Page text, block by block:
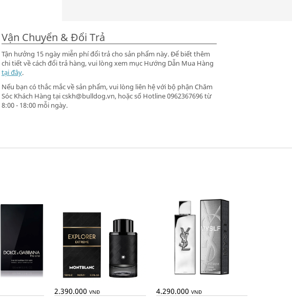
Vận Chuyển & Đổi Trả
Tận hưởng 15 ngày miễn phí đổi trả cho sản phẩm này. Để biết thêm
chi tiết về cách đổi trả hàng, vui lòng xem mục Hướng Dẫn Mua Hàng
tại đây.
Nếu bạn có thắc mắc về sản phẩm, vui lòng liên hệ với bộ phận Chăm
Sóc Khách Hàng tại cskh@bulldog.vn, hoặc số Hotline 0962367696 từ
8:00 - 18:00 mỗi ngày.
2.390.000VNĐ 4.290.000 VNĐ